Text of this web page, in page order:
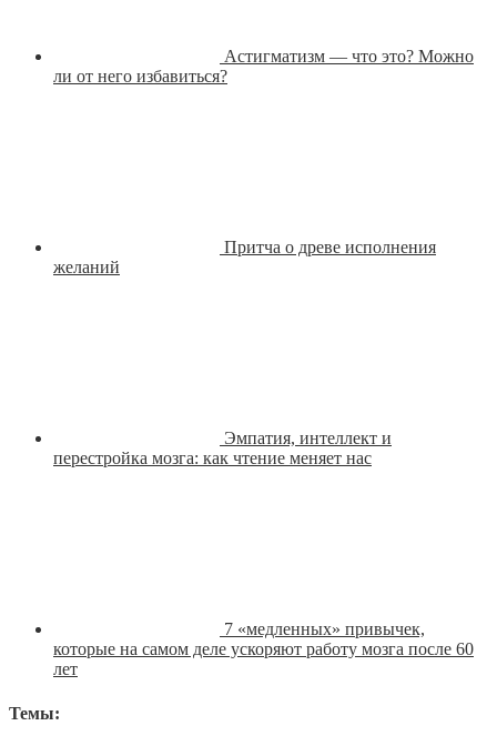
Астигматизм — что это? Можно
ли от него избавиться?
Притча о древе исполнения
желаний
Эмпатия, интеллект и
перестройка мозга: как чтение меняет нас
7 «медленных» привычек,
которые на самом деле ускоряют работу мозга после 60
лет
Темы: